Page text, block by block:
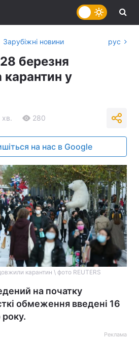
Зарубіжні новини рус
березня
у
хв. 280
на нас в Google
карантин \ фото REUTERS
на початку
обмеження введені 16
Реклама